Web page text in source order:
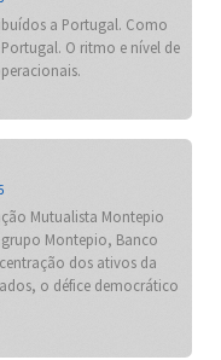
a Portugal. Como
O ritmo e nível de
Mutualista Montepio
Montepio, Banco
dos ativos da
o défice democrático